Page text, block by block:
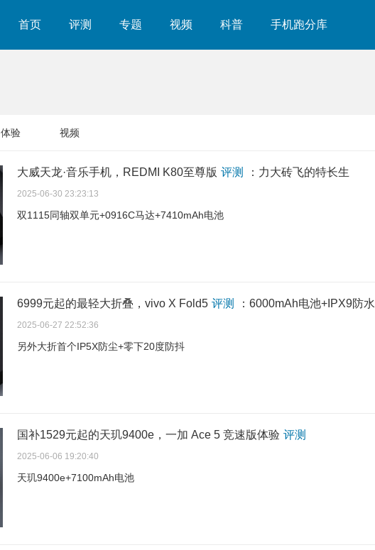
首页 评测 专题 视频 科普 手机跑分库
体验 视频
大威天龙·音乐手机，REDMI K80至尊版 评测 ：力大砖飞的特长生
2025-06-30 23:23:13
双1115同轴双单元+0916C马达+7410mAh电池
6999元起的最轻大折叠，vivo X Fold5 评测 ：6000mAh电池+IPX9防水
2025-06-27 22:52:36
另外大折首个IP5X防尘+零下20度防抖
国补1529元起的天玑9400e，一加 Ace 5 竞速版体验 评测
2025-06-06 19:20:40
天玑9400e+7100mAh电池